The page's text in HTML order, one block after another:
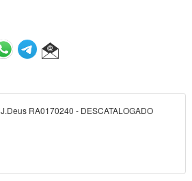
J.Deus RA0170240 - DESCATALOGADO